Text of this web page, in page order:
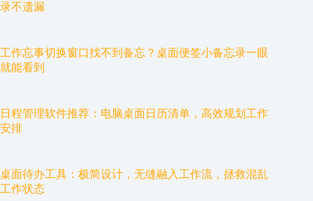
录不遗漏
工作忘事切换窗口找不到备忘？桌面便签小备忘录一眼
就能看到
日程管理软件推荐：电脑桌面日历清单，高效规划工作
安排
桌面待办工具：极简设计，无缝融入工作流，拯救混乱
工作状态